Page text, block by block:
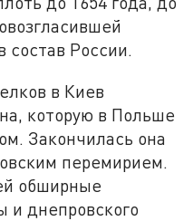
России.
в Киев
которую в Польше
Закончилась она
перемирием.
обширные
днепровского